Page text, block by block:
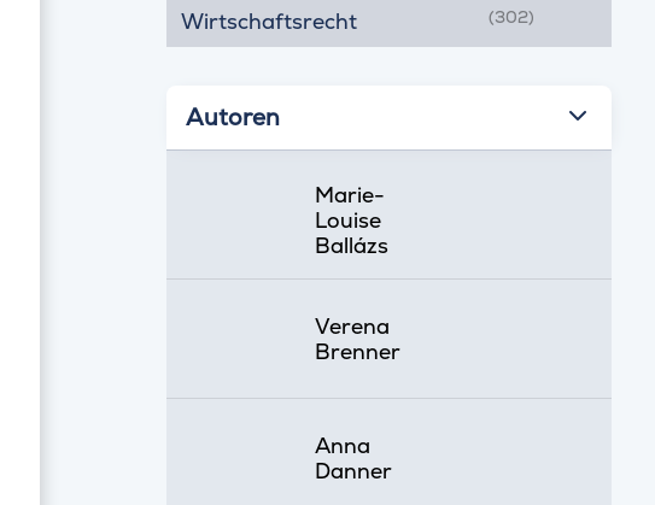
Wirtschaftsrecht (302)
Autoren
Marie-
Louise
Ballázs
Verena
Brenner
Anna
Danner